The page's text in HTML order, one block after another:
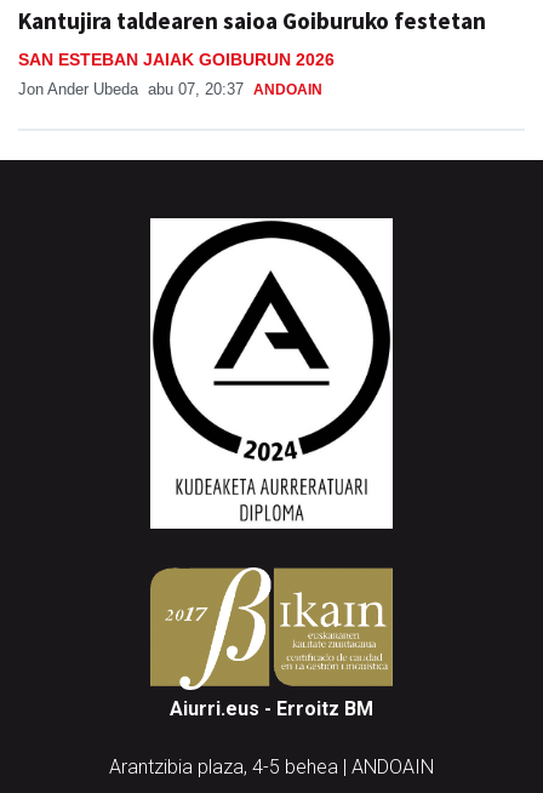
Kantujira taldearen saioa Goiburuko festetan
SAN ESTEBAN JAIAK GOIBURUN 2026
Jon Ander Ubeda abu 07, 20:37 ANDOAIN
Aiurri.eus - Erroitz BM
Arantzibia plaza, 4-5 behea | ANDOAIN